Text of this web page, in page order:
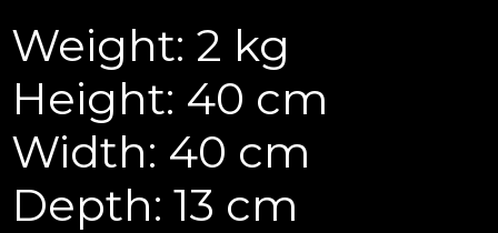
Weight: 2 kg
Height: 40 cm
Width: 40 cm
Depth: 13 cm